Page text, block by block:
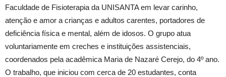
Faculdade de Fisioterapia da UNISANTA em levar carinho,
atenção e amor a crianças e adultos carentes, portadores de
deficiência física e mental, além de idosos. O grupo atua
voluntariamente em creches e instituições assistenciais,
coordenados pela acadêmica Maria de Nazaré Cerejo, do 4º ano.
O trabalho, que iniciou com cerca de 20 estudantes, conta